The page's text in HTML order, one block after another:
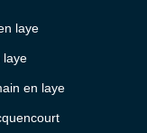
laye
laye
en laye